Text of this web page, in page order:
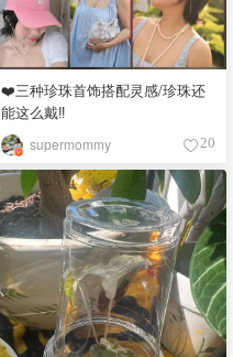
❤️三种珍珠首饰搭配灵感/珍珠还
能这么戴‼️
supermommy 20